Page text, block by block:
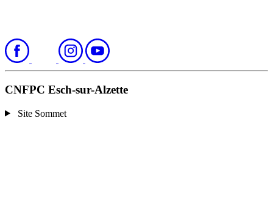
CNFPC Esch-sur-Alzette
Site Sommet